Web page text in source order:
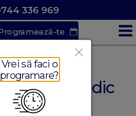
336 969
te
Vrei să faci o
programare?
Dan - Medic